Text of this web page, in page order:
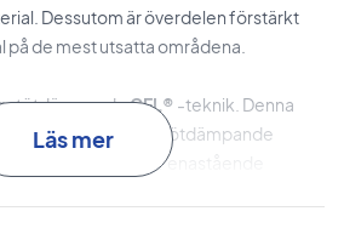
Dessutom är överdelen förstärkt
på de mest utsatta områdena.
stötdämpandeGEL® -teknik. Denna
med det mjuka, stötdämpande
säkerställer enastående
Läs mer